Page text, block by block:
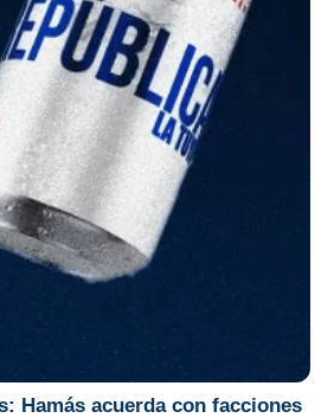
Hamás acuerda con facciones